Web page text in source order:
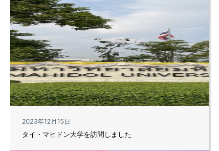
2023年12月15日
タイ・マヒドン大学を訪問しました